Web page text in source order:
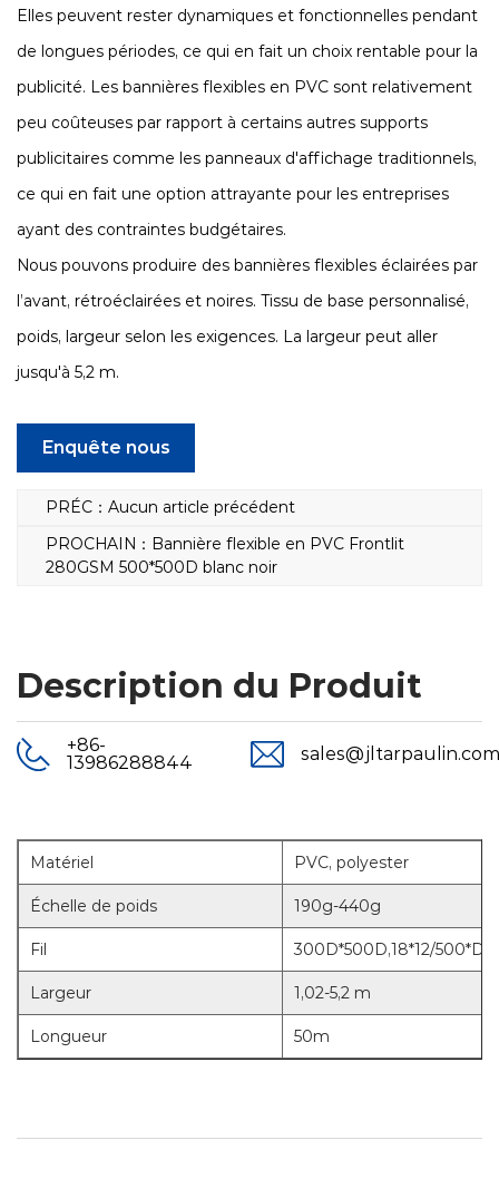
Elles peuvent rester dynamiques et fonctionnelles pendant
de longues périodes, ce qui en fait un choix rentable pour la
publicité. Les bannières flexibles en PVC sont relativement
peu coûteuses par rapport à certains autres supports
publicitaires comme les panneaux d'affichage traditionnels,
ce qui en fait une option attrayante pour les entreprises
ayant des contraintes budgétaires.
Nous pouvons produire des bannières flexibles éclairées par
l’avant, rétroéclairées et noires. Tissu de base personnalisé,
poids, largeur selon les exigences. La largeur peut aller
jusqu'à 5,2 m.
Enquête nous
PRÉC：Aucun article précédent
PROCHAIN：Bannière flexible en PVC Frontlit
280GSM 500*500D blanc noir
Description du Produit
+86-
13986288844
sales@jltarpaulin.com
Matériel PVC, polyester
Échelle de poids 190g-440g
Fil 300D*500D,18*12/
Largeur 1,02-5,2 m
Longueur 50m